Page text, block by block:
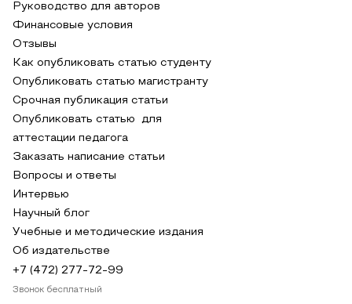
Руководство для авторов
Финансовые условия
Отзывы
Как опубликовать статью студенту
Опубликовать статью магистранту
Срочная публикация статьи
Опубликовать статью для
аттестации педагога
Заказать написание статьи
Вопросы и ответы
Интервью
Научный блог
Учебные и методические издания
Об издательстве
+7 (472) 277-72-99
Звонок бесплатный